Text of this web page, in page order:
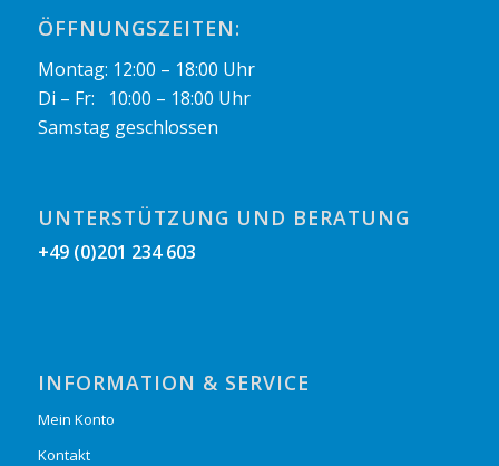
ÖFFNUNGSZEITEN:
Montag: 12:00 – 18:00 Uhr
Di – Fr: 10:00 – 18:00 Uhr
Samstag geschlossen
UNTERSTÜTZUNG UND BERATUNG
+49 (0)201 234 603
INFORMATION & SERVICE
Mein Konto
Kontakt